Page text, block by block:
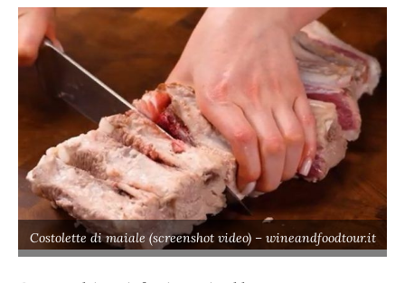
Costolette di maiale (screenshot video) – wineandfoodtour.it